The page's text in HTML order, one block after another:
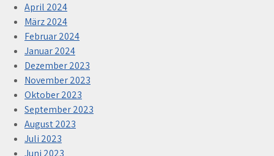
April 2024
März 2024
Februar 2024
Januar 2024
Dezember 2023
November 2023
Oktober 2023
September 2023
August 2023
Juli 2023